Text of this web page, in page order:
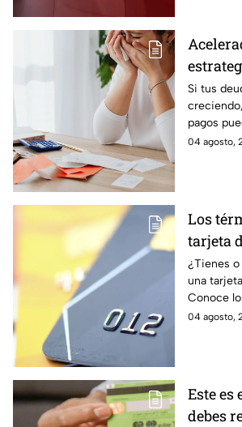
tus
y
de tus
Si tus
pagos
ordenar
04 agosto,
Los
tarjeta
debes
evitar
¿Tienes
una
Conoce
como
04 agosto,
Este es
debes